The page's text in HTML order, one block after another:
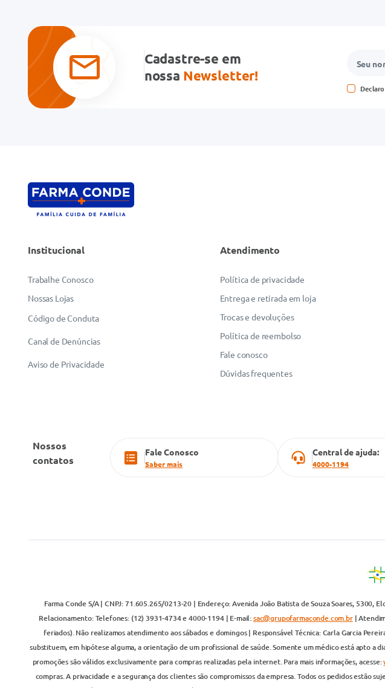
Cadastre-se em
nossa Newsletter!
Institucional
Trabalhe Conosco
Nossas Lojas
Código de Conduta
Canal de Denúncias
Aviso de Privacidade
Atendimento
Política de privacidade
Entrega e retirada em loja
Trocas e devoluções
Política de reembolso
Fale conosco
Dúvidas frequentes
Nossos
contatos
Fale Conosco
Saber mais
Central de ajuda:
4000-1194
Farma Conde S/A | CNPJ: 71.605.265/0213-20 | Endereço: Avenida João Batista de Souza Soares,
Relacionamento: Telefones: (12) 3931-4734 e 4000-1194 | E-mail:sac@grupofarmaconde.com.br|
feriados). Não realizamos atendimento aos sábados e domingos | Responsável Técnica: Carla Garcia
substituem, em hipótese alguma, a orientação de um profissional de saúde. Somente um médico está apto
promoções são válidos exclusivamente para compras realizadas pela internet. Para mais informações, acesse:
compras. A privacidade e a segurança dos clientes são compromissos da empresa. Todos os pedidos